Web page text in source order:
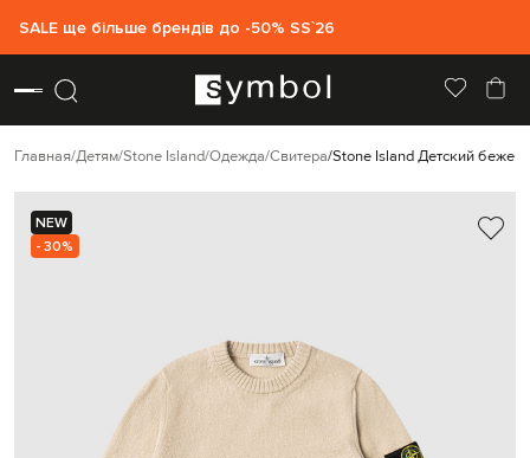
SALE ще більше брендів до -50% SS`26
Главная Детям Stone Island Одежда Свитера Stone Island Детский
NEW
- 30%